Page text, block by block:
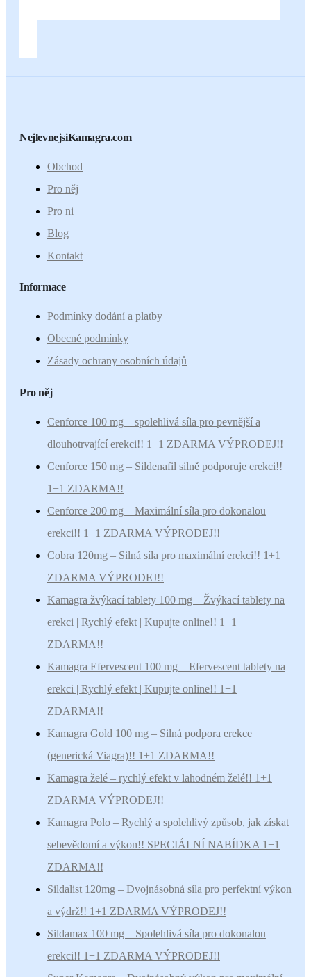
NejlevnejsiKamagra.com
Obchod
Pro něj
Pro ni
Blog
Kontakt
Informace
Podmínky dodání a platby
Obecné podmínky
Zásady ochrany osobních údajů
Pro něj
Cenforce 100 mg – spolehlivá síla pro pevnější a
dlouhotrvající erekci!! 1+1 ZDARMA VÝPRODEJ!!
Cenforce 150 mg – Sildenafil silně podporuje erekci!!
1+1 ZDARMA!!
Cenforce 200 mg – Maximální síla pro dokonalou
erekci!! 1+1 ZDARMA VÝPRODEJ!!
Cobra 120mg – Silná síla pro maximální erekci!! 1+1
ZDARMA VÝPRODEJ!!
Kamagra žvýkací tablety 100 mg – Žvýkací tablety na
erekci | Rychlý efekt | Kupujte online!! 1+1
ZDARMA!!
Kamagra Efervescent 100 mg – Efervescent tablety na
erekci | Rychlý efekt | Kupujte online!! 1+1
ZDARMA!!
Kamagra Gold 100 mg – Silná podpora erekce
(generická Viagra)!! 1+1 ZDARMA!!
Kamagra želé – rychlý efekt v lahodném želé!! 1+1
ZDARMA VÝPRODEJ!!
Kamagra Polo – Rychlý a spolehlivý způsob, jak získat
sebevědomí a výkon!! SPECIÁLNÍ NABÍDKA 1+1
ZDARMA!!
Sildalist 120mg – Dvojnásobná síla pro perfektní výkon
a výdrž!! 1+1 ZDARMA VÝPRODEJ!!
Sildamax 100 mg – Spolehlivá síla pro dokonalou
erekci!! 1+1 ZDARMA VÝPRODEJ!!